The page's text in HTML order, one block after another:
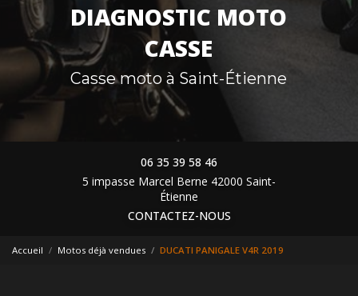
DIAGNOSTIC MOTO
CASSE
Casse moto à Saint-Étienne
06 35 39 58 46
5 impasse Marcel Berne 42000 Saint-
Étienne
CONTACTEZ-NOUS
Accueil Motos déjà vendues DUCATI PANIGALE V4R 2019